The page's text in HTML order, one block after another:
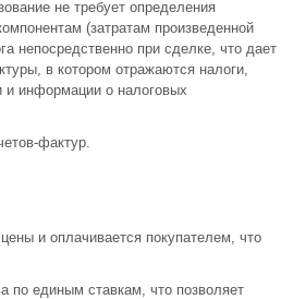
не требует определения
(затратам произведенной
непосредственно при сделке, что дает
в котором отражаются налоги,
информации о налоговых
фактур.
и оплачивается покупателем, что
по единым ставкам, что позволяет